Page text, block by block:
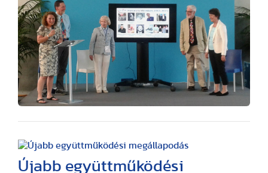
Újabb együttműködési